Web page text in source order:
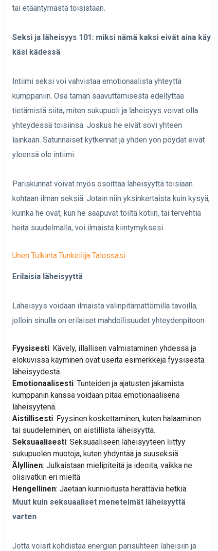
tai etääntymästä toisistaan.
Seksi ja läheisyys 101: miksi nämä kaksi eivät aina käy
käsi kädessä
Intiimi seksi voi vahvistaa emotionaalista yhteyttä
kumppaniin. Osa tämän saavuttamisesta edellyttää
tietämistä siitä, miten sukupuoli ja läheisyys voivat olla
yhteydessä toisiinsa. Joskus he eivät sovi yhteen
lainkaan. Satunnaiset kytkennät ja yhden yön pöydät eivät
yleensä ole intiimi.
Pariskunnat voivat myös osoittaa läheisyyttä toisiaan
kohtaan ilman seksiä. Jotain niin yksinkertaista kuin kysyä,
kuinka he ovat, kun he saapuvat töiltä kotiin, tai tervehtiä
heitä suudelmalla, voi ilmaista kiintymyksesi.
Unen Tulkinta Tunkeilija Talossasi
Erilaisia ​​läheisyyttä
Läheisyys voidaan ilmaista välinpitämättömillä tavoilla,
jolloin sinulla on erilaiset mahdollisuudet yhteydenpitoon.
Fyysisesti: Kävely, illallisen valmistaminen yhdessä ja
elokuvissa käyminen ovat useita esimerkkejä fyysisestä
läheisyydestä.
Emotionaalisesti: Tunteiden ja ajatusten jakamista
kumppanin kanssa voidaan pitää emotionaalisena
läheisyytenä.
Aistillisesti: Fyysinen koskettaminen, kuten halaaminen
tai suudeleminen, on aistillista läheisyyttä.
Seksuaalisesti: Seksuaaliseen läheisyyteen liittyy
sukupuolen muotoja, kuten yhdyntää ja suuseksiä.
Älyllinen: Julkaistaan ​​mielipiteitä ja ideoita, vaikka ne
olisivatkin eri mieltä
Hengellinen: Jaetaan kunnioitusta herättäviä hetkiä
Muut kuin seksuaaliset menetelmät läheisyyttä
varten
Jotta voisit kohdistaa energian parisuhteen läheisiin ja